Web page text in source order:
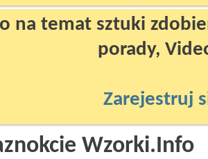
na temat sztuki
porady,
Zarejestruj
Wzorki.Info